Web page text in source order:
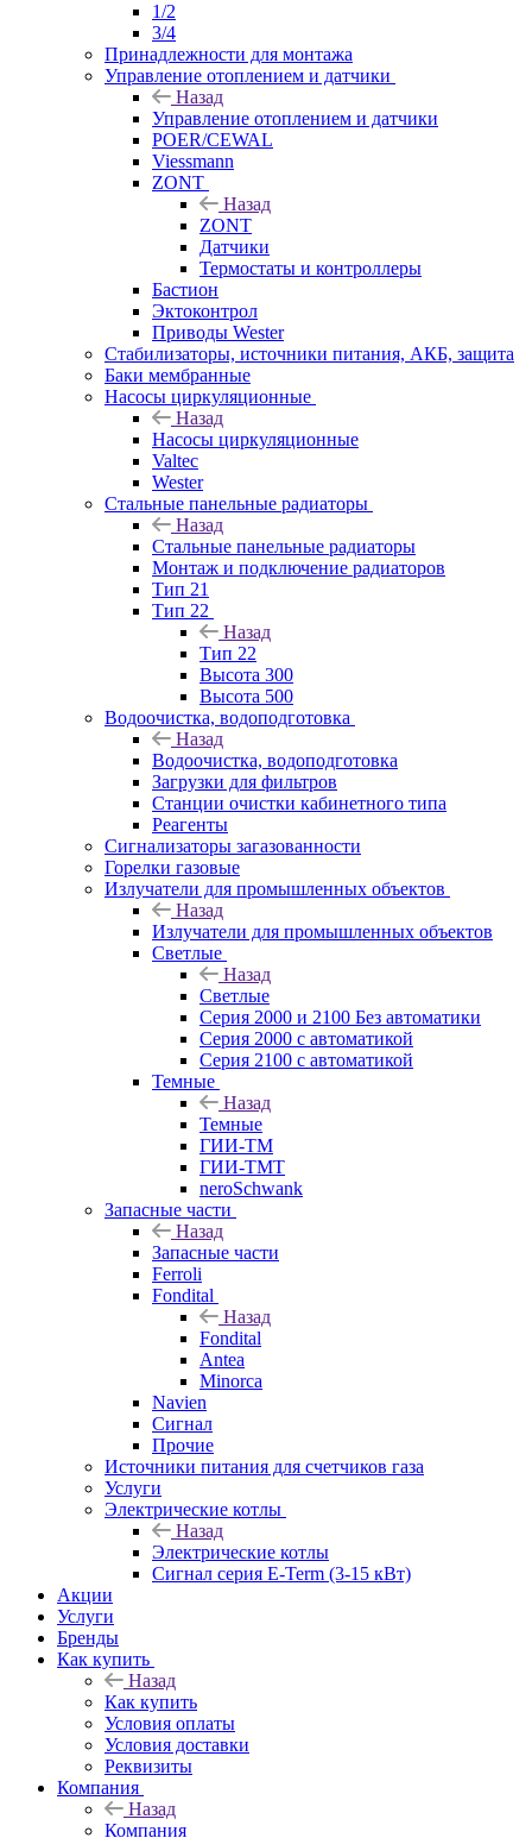
1/2
3/4
Принадлежности для монтажа
Управление отоплением и датчики
Назад
Управление отоплением и датчики
POER/CEWAL
Viessmann
ZONT
Назад
ZONT
Датчики
Термостаты и контроллеры
Бастион
Эктоконтрол
Приводы Wester
Стабилизаторы, источники питания, АКБ, защита
Баки мембранные
Насосы циркуляционные
Назад
Насосы циркуляционные
Valtec
Wester
Стальные панельные радиаторы
Назад
Стальные панельные радиаторы
Монтаж и подключение радиаторов
Тип 21
Тип 22
Назад
Тип 22
Высота 300
Высота 500
Водоочистка, водоподготовка
Назад
Водоочистка, водоподготовка
Загрузки для фильтров
Станции очистки кабинетного типа
Реагенты
Сигнализаторы загазованности
Горелки газовые
Излучатели для промышленных объектов
Назад
Излучатели для промышленных объектов
Светлые
Назад
Светлые
Серия 2000 и 2100 Без автоматики
Серия 2000 с автоматикой
Серия 2100 с автоматикой
Темные
Назад
Темные
ГИИ-ТМ
ГИИ-ТМТ
neroSchwank
Запасные части
Назад
Запасные части
Ferroli
Fondital
Назад
Fondital
Antea
Minorca
Navien
Сигнал
Прочие
Источники питания для счетчиков газа
Услуги
Электрические котлы
Назад
Электрические котлы
Сигнал серия E-Term (3-15 кВт)
Акции
Услуги
Бренды
Как купить
Назад
Как купить
Условия оплаты
Условия доставки
Реквизиты
Компания
Назад
Компания